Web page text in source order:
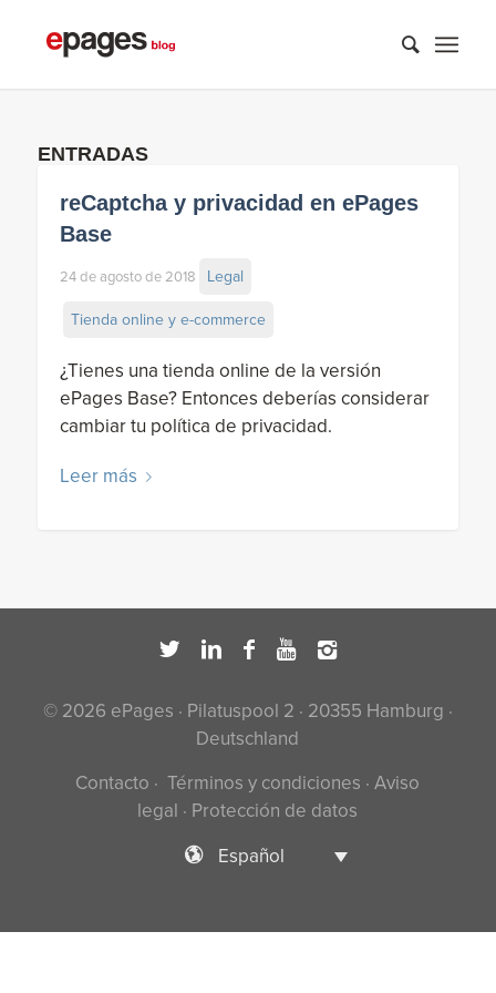
ENTRADAS
reCaptcha y privacidad en ePages
Base
24 de agosto de 2018 Legal
Tienda online y e-commerce
¿Tienes una tienda online de la versión
ePages Base? Entonces deberías considerar
cambiar tu política de privacidad.
Leer más
© 2026 ePages · Pilatuspool 2 · 20355 Hamburg ·
Deutschland
Contacto · Términos y condiciones ·Aviso
legal · Protección de datos
Español